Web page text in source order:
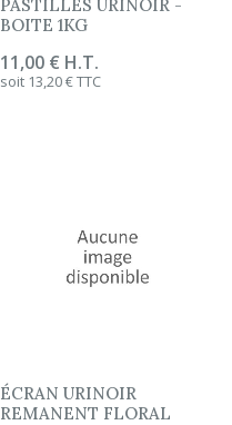
PASTILLES URINOIR -
BOITE 1KG
Prix
11,00 € H.T.
soit 13,20 € TTC
ÉCRAN URINOIR
REMANENT FLORAL